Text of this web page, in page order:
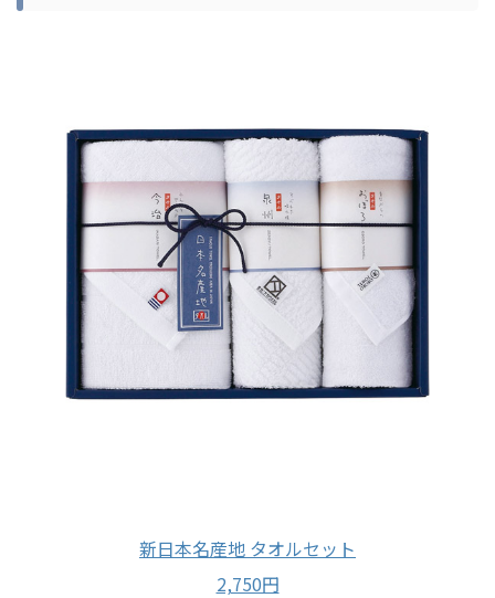
新日本名産地 タオルセット
2,750円